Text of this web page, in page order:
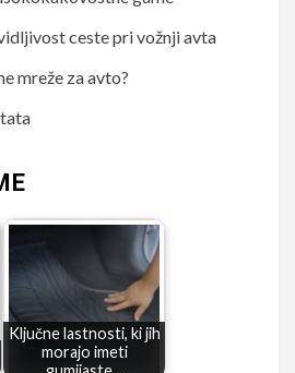
ceste pri vožnji avta
mreže za avto?
Ključne lastnosti, ki jih
morajo imeti